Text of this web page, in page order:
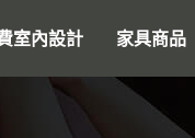
室內設計 家具商品